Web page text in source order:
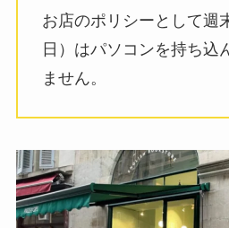
お店のポリシーとして週
日）はパソコンを持ち込
ません。